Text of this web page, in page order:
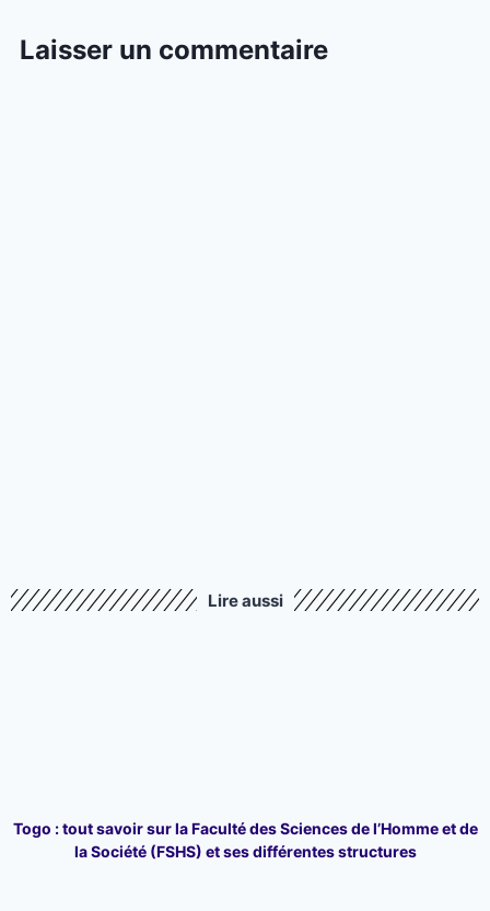
Laisser un commentaire
Lire aussi
Togo : tout savoir sur la Faculté des Sciences de l’Homme et de
la Société (FSHS) et ses différentes structures